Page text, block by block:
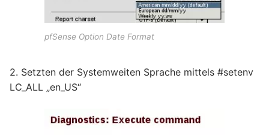
pfSense Option Date Format
2. Setzten der Systemweiten Sprache mittels #setenv
LC_ALL „en_US“